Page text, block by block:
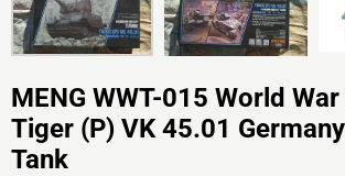
MENG WWT-015 World
Tiger (P) VK 45.01
Tank